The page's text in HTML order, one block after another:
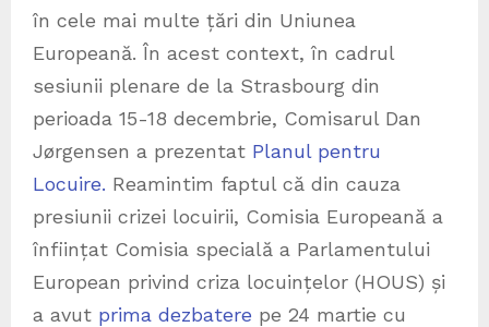
în cele mai multe țări din Uniunea
Europeană. În acest context, în cadrul
sesiunii plenare de la Strasbourg din
perioada 15-18 decembrie, Comisarul Dan
Jørgensen a prezentat Planul pentru
Locuire. Reamintim faptul că din cauza
presiunii crizei locuirii, Comisia Europeană a
înființat Comisia specială a Parlamentului
European privind criza locuințelor (HOUS) și
a avut prima dezbatere pe 24 martie cu